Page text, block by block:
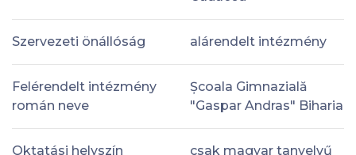
Szervezeti önállóság alárendelt intézmény
Felérendelt intézmény
román neve
Școala Gimnazială
"Gaspar Andras" Biharia
Oktatási helyszín
csak magyar tanyelvű